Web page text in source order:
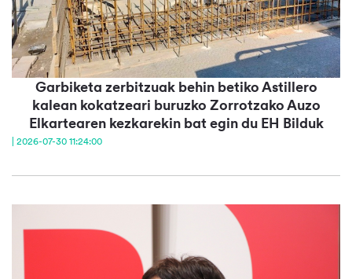
Garbiketa zerbitzuak behin betiko Astillero
kalean kokatzeari buruzko Zorrotzako Auzo
Elkartearen kezkarekin bat egin du EH Bilduk
| 2026-07-30 11:24:00